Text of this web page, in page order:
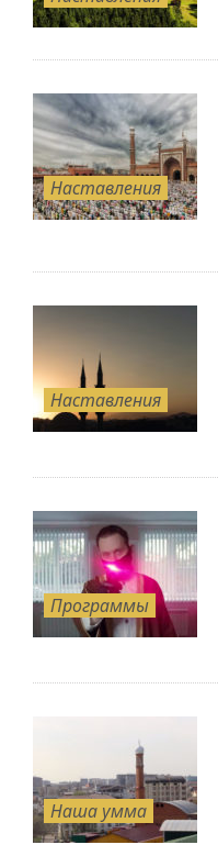
Наставления
Наставления
Программы
Наша умма